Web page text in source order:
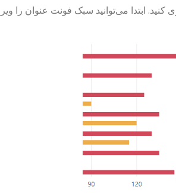
ابتدا می‌توانید سبک فونت عنوان را